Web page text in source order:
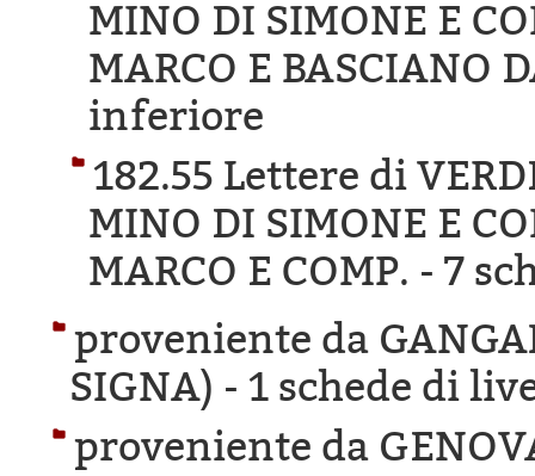
MINO DI SIMONE E
MARCO E BASCIANO
inferiore
182.55 Lettere di
MINO DI SIMONE E
MARCO E COMP. - 7
proveniente da
SIGNA) - 1 schede di
proveniente da